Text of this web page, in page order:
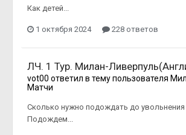
Как детей...
1 октября 2024 228 ответов
ЛЧ. 1 Тур. Милан-
vot00 ответил в тему пользователя
Матчи
Сколько нужно подождать до увольнения
Подождем...